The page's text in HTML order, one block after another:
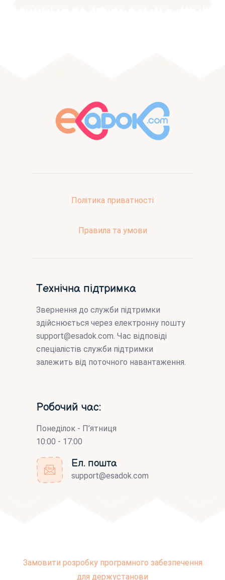
Політика приватності
Правила та умови
Технічна підтримка
Звернення до служби підтримки
здійснюється через електронну пошту
support@esadok.com. Час відповіді
спеціалістів служби підтримки
залежить від поточного навантаження.
Робочий час:
Понеділок - П’ятниця
10:00 - 17:00
Ел. пошта
support@esadok.com
Замовити розробку програмного забезпечення
для держустанови